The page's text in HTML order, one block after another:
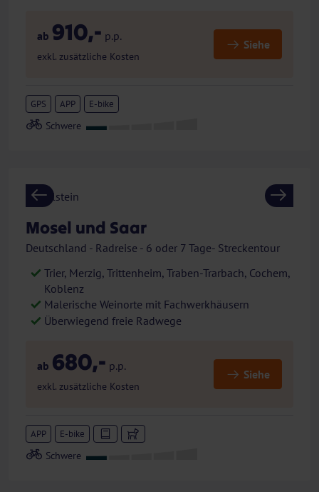
ab 910,- p.p.
exkl. zusätzliche Kosten
Siehe
GPS APP E-bike
Previous Next
Mosel und Saar
Deutschland - Radreise - 6 oder 7 Tage- Streckentour
Trier, Merzig, Trittenheim, Traben-Trarbach, Cochem,
Koblenz
Malerische Weinorte mit Fachwerkhäusern
Überwiegend freie Radwege
ab 680,- p.p.
exkl. zusätzliche Kosten
Siehe
APP E-bike